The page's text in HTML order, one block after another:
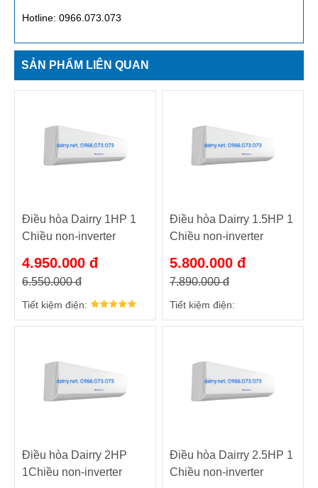
Hotline: 0966.073.073
SẢN PHẨM LIÊN QUAN
Điều hòa Dairry 1HP 1
Chiều non-inverter
4.950.000 đ
6.550.000 đ
Tiết kiệm điện:
Điều hòa Dairry 1.5HP 1
Chiều non-inverter
5.800.000 đ
7.890.000 đ
Tiết kiệm điện:
Điều hòa Dairry 2HP
1Chiều non-inverter
Điều hòa Dairry 2.5HP 1
Chiều non-inverter